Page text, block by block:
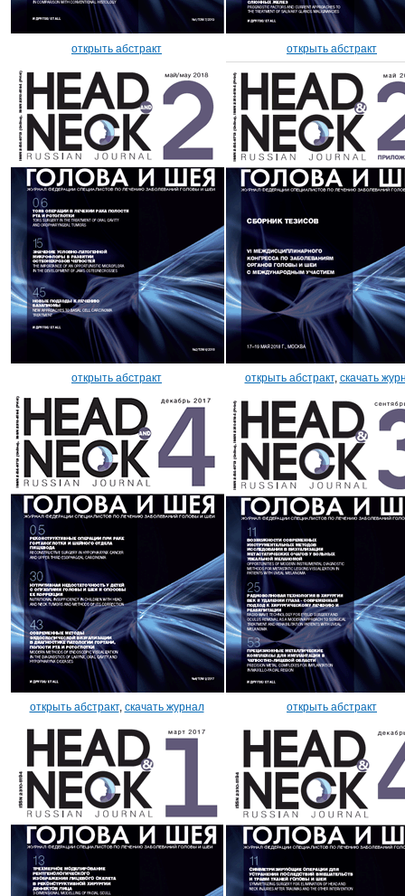
открыть абстракт открыть абстракт
открыть абстракт открыть абстракт, скачать
открыть абстракт, скачать журнал открыть абстракт